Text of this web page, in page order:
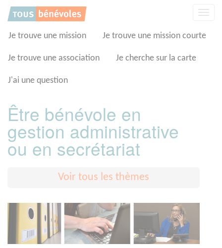
Je trouve une mission Je trouve une mission courte
Je trouve une association Je cherche sur la carte
J'ai une question
Être bénévole en
gestion administrative
ou en secrétariat
Voir tous les thèmes
Panneau de gestion des cookies